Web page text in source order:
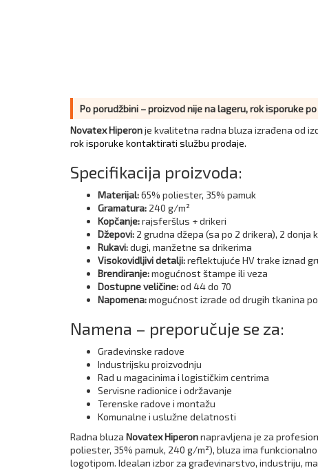
Po porudžbini – proizvod nije na lageru, rok isporuke
Novatex Hiperonje kvalitetna radna bluza izrađena od
rok isporuke kontaktirati službu prodaje.
Specifikacija proizvoda:
Materijal:65% poliester, 35% pamuk
Gramatura: 240 g/m²
Kopčanje:rajsferšlus + drikeri
Džepovi: 2 grudna džepa (sa po 2 drikera), 2 donja
Rukavi:dugi, manžetne sa drikerima
Visokovidljivi detalji:reflektujuće HV trake iznad
Brendiranje:mogućnost štampe ili veza
Dostupne veličine:od 44 do 70
Napomena:mogućnost izrade od drugih tkanina
Namena – preporučuje se za:
Građevinske radove
Industrijsku proizvodnju
Rad u magacinima i logističkim centrima
Servisne radionice i održavanje
Terenske radove i montažu
Komunalne i uslužne delatnosti
Radna bluza Novatex Hiperonnapravljena je za
poliester, 35% pamuk, 240 g/m²), bluza ima
logotipom. Idealan izbor za građevinarstvo, industriju,